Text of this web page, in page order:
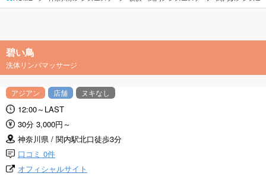
碧い鳥
洗体リンパマッサージ
アジアン 店舗 ヌキなし
12:00～LAST
30分 3,000円～
神奈川県 / 関内駅北口徒歩3分
口コミ 0件
オフィシャルサイト